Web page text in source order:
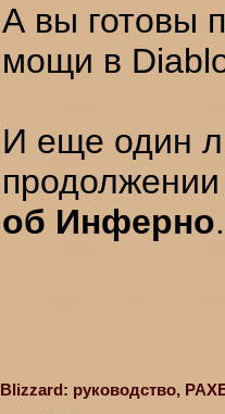
А вы готовы
мощи в
И еще один
об Инферно
Blizzard: руководство,